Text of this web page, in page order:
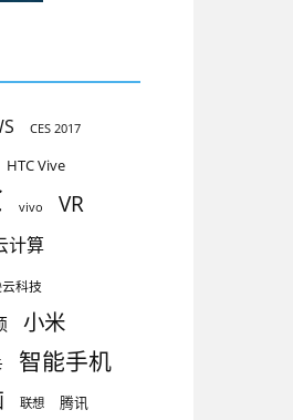
CES 2017
HTC Vive
vivo VR
计算
科技
小米
智能手机
联想 腾讯